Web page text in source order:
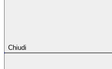
Chiudi